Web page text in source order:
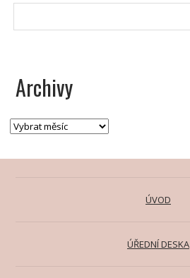
Archivy
ÚVOD
ÚŘEDNÍ DESKA